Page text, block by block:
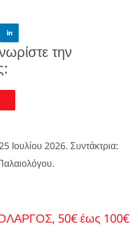
την
Ιουλίου 2026. Συντάκτρια:
50€ έως 100€